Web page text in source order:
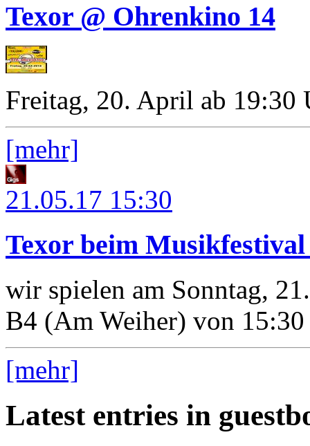
Texor @ Ohrenkino 14
Freitag, 20. April ab
[mehr]
21.05.17 15:30
Texor beim
wir spielen am Sonntag,
B4 (Am Weiher) von
[mehr]
Latest entries in